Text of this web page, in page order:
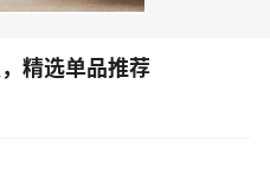
精选单品推荐